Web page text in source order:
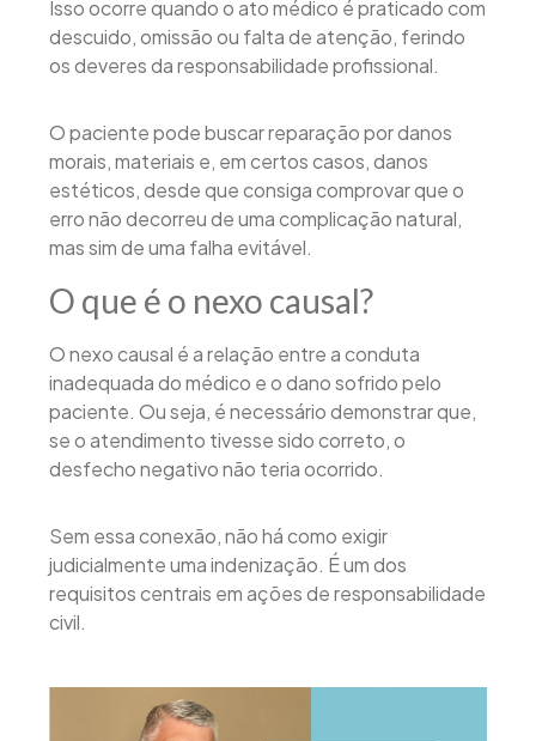
Isso ocorre quando o ato médico é praticado com
descuido, omissão ou falta de atenção, ferindo
os deveres da responsabilidade profissional.
O paciente pode buscar reparação por danos
morais, materiais e, em certos casos, danos
estéticos, desde que consiga comprovar que o
erro não decorreu de uma complicação natural,
mas sim de uma falha evitável.
O que é o nexo causal?
O nexo causal é a relação entre a conduta
inadequada do médico e o dano sofrido pelo
paciente. Ou seja, é necessário demonstrar que,
se o atendimento tivesse sido correto, o
desfecho negativo não teria ocorrido.
Sem essa conexão, não há como exigir
judicialmente uma indenização. É um dos
requisitos centrais em ações de responsabilidade
civil.